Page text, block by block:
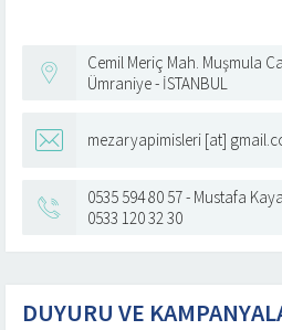
Cemil Meriç Mah. Muşmula
Ümraniye - İSTANBUL
mezaryapimisleri [at]
0535 594 80 57 - Mustafa
0533 120 32 30
DUYURU VE